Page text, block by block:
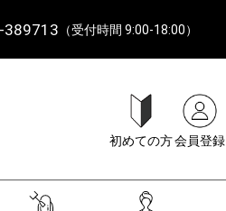
389713 （受付時間 9:00-18:00）
初めての方会員登録